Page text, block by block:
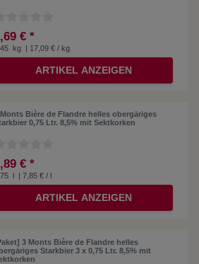
€ *
kg | 17,09 € / kg
ARTIKEL ANZEIGEN
Bière de Flandre helles obergäriges
0,75 Ltr. 8,5% mit Sektkorken
€ *
| 7,85 € / l
ARTIKEL ANZEIGEN
3 Monts Bière de Flandre helles
Starkbier 3 x 0,75 Ltr. 8,5% mit